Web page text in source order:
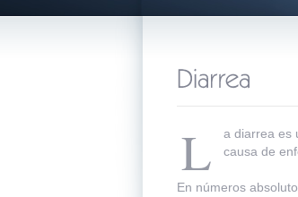
L
a diarrea es
causa de
En números